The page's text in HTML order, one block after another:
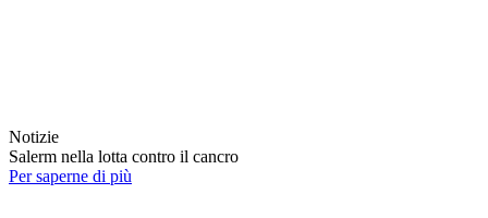
Notizie
Salerm nella lotta contro il cancro
Per saperne di più